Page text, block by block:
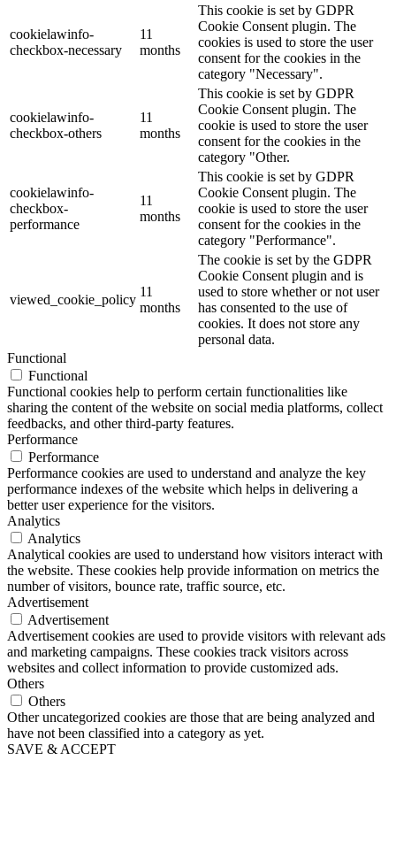
cookielawinfo-
checkbox-necessary
11
months
This cookie is set by GDPR
Cookie Consent plugin. The
cookies is used to store the user
consent for the cookies in the
category "Necessary".
cookielawinfo-
checkbox-others
11
months
This cookie is set by GDPR
Cookie Consent plugin. The
cookie is used to store the user
consent for the cookies in the
category "Other.
cookielawinfo-
checkbox-
performance
11
months
This cookie is set by GDPR
Cookie Consent plugin. The
cookie is used to store the user
consent for the cookies in the
category "Performance".
viewed_cookie_policy
11
months
The cookie is set by the GDPR
Cookie Consent plugin and is
used to store whether or not user
has consented to the use of
cookies. It does not store any
personal data.
Functional
Functional
Functional cookies help to perform certain functionalities like
sharing the content of the website on social media platforms, collect
feedbacks, and other third-party features.
Performance
Performance
Performance cookies are used to understand and analyze the key
performance indexes of the website which helps in delivering a
better user experience for the visitors.
Analytics
Analytics
Analytical cookies are used to understand how visitors interact with
the website. These cookies help provide information on metrics the
number of visitors, bounce rate, traffic source, etc.
Advertisement
Advertisement
Advertisement cookies are used to provide visitors with relevant ads
and marketing campaigns. These cookies track visitors across
websites and collect information to provide customized ads.
Others
Others
Other uncategorized cookies are those that are being analyzed and
have not been classified into a category as yet.
SAVE & ACCEPT